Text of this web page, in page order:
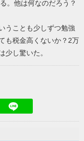
。他は何なのだろう？
うことも少しずつ勉強
も税金高くないか？2万
少し驚いた。
マーク
Google Plus